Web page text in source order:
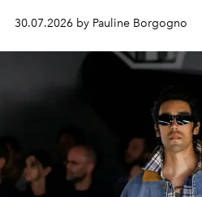
30.07.2026 by Pauline Borgogno